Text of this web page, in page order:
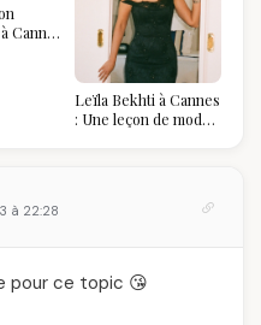
Cannes
Leïla Bekhti à Cannes
: Une leçon de mode
à 22:28
pour ce topic 😘